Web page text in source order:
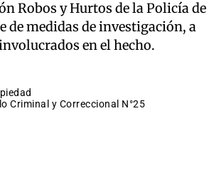
Robos y Hurtos de la Policía de
de medidas de investigación, a
en el hecho.
Criminal y Correccional N°25